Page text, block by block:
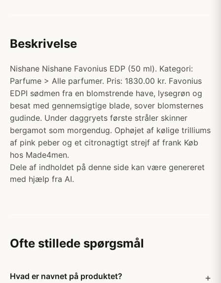
Beskrivelse
Nishane Nishane Favonius EDP (50 ml). Kategori:
Parfume > Alle parfumer. Pris: 1830.00 kr. Favonius
EDPI sødmen fra en blomstrende have, lysegrøn og
besat med gennemsigtige blade, sover blomsternes
gudinde. Under daggryets første stråler skinner
bergamot som morgendug. Ophøjet af kølige trilliums
af pink peber og et citronagtigt strejf af frank Køb
hos Made4men.
Dele af indholdet på denne side kan være genereret
med hjælp fra AI.
Ofte stillede spørgsmål
Hvad er navnet på produktet?